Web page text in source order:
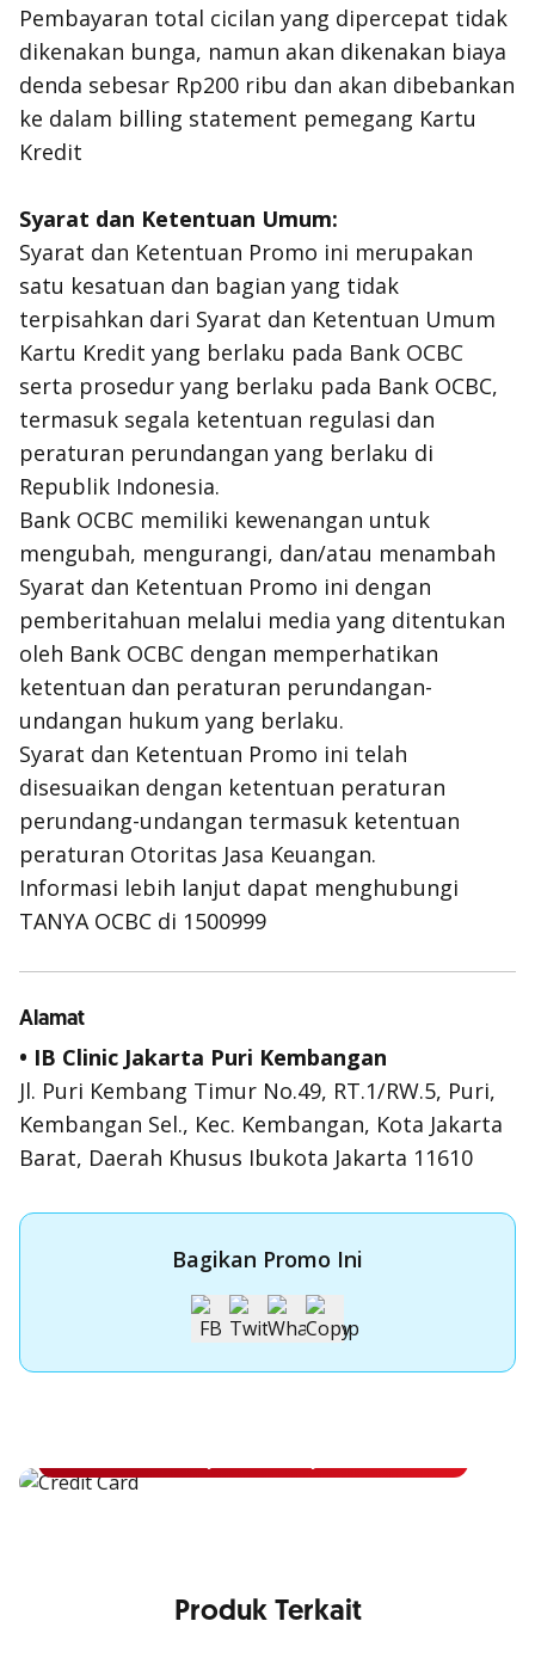
Pembayaran total cicilan yang dipercepat tidak
dikenakan bunga, namun akan dikenakan biaya
denda sebesar Rp200 ribu dan akan dibebankan
ke dalam billing statement pemegang Kartu
Kredit
Syarat dan Ketentuan Umum:
Syarat dan Ketentuan Promo ini merupakan
satu kesatuan dan bagian yang tidak
terpisahkan dari Syarat dan Ketentuan Umum
Kartu Kredit yang berlaku pada Bank OCBC
serta prosedur yang berlaku pada Bank OCBC,
termasuk segala ketentuan regulasi dan
peraturan perundangan yang berlaku di
Republik Indonesia.
Bank OCBC memiliki kewenangan untuk
mengubah, mengurangi, dan/atau menambah
Syarat dan Ketentuan Promo ini dengan
pemberitahuan melalui media yang ditentukan
oleh Bank OCBC dengan memperhatikan
ketentuan dan peraturan perundangan-
undangan hukum yang berlaku.
Syarat dan Ketentuan Promo ini telah
disesuaikan dengan ketentuan peraturan
perundang-undangan termasuk ketentuan
peraturan Otoritas Jasa Keuangan.
Informasi lebih lanjut dapat menghubungi
TANYA OCBC di 1500999
Alamat
• IB Clinic Jakarta Puri Kembangan
Jl. Puri Kembang Timur No.49, RT.1/RW.5, Puri,
Kembangan Sel., Kec. Kembangan, Kota Jakarta
Barat, Daerah Khusus Ibukota Jakarta 11610
Bagikan Promo Ini
Apply Kartu Kredit OCBC NISP
Produk Terkait